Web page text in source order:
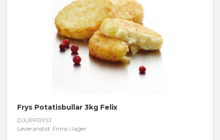
Frys Potatisbullar 3kg Felix
DJUPFRYST
Leveranstid: Finns i lager